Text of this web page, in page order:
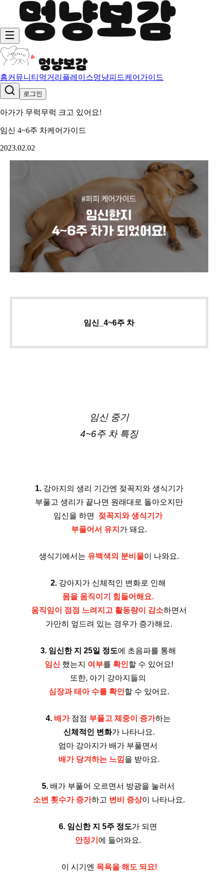
홈커뮤니티 먹거리 플레이스멍냥피드케어가이드
로그인
아가가 무럭무럭 크고 있어요!
임신 4~6주 차케어가이드
2023.02.02
임신_4~6주 차
임신 중기
4~6주 차 특징
1. 강아지의 생리 기간엔 젖꼭지와 생식기가
부풀고 생리가 끝나면 원래대로 돌아오지만
임신을 하면 젖꼭지와 생식기가
부풀어서 유지 가 돼요.
생식기에서는 유백색의 분비물이 나와요.
2. 강아지가 신체적인 변화로 인해
몸을 움직이기 힘들어해요.
움직임이 점점 느려지고 활동량이 감소하면서
가만히 엎드려 있는 경우가 증가해요.
3. 임신한 지 25일 정도에 초음파를 통해
임신 했는지 여부를 확인할 수 있어요!
또한, 아기 강아지들의
심장과 태아 수를 확인할 수 있어요.
4. 배가 점점 부풀고 체중이 증가하는
신체적인 변화가 나타나요.
엄마 강아지가 배가 부풀면서
배가 당겨하는 느낌을 받아요.
5. 배가 부풀어 오르면서 방광을 눌러서
소변 횟수가 증가하고 변비 증상이 나타나요.
6. 임신한 지 5주 정도가 되면
안정기 에 들어와요.
이 시기엔 목욕을 해도 되요!